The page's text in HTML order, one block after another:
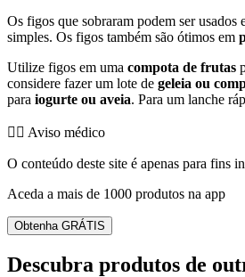
Os figos que sobraram podem ser
simples. Os figos também são ótimos em
Utilize figos em uma compota de frutas
considere fazer um lote de geleia ou
para iogurte ou aveia. Para um lanche
👨‍⚕️️ Aviso médico
O conteúdo deste site é apenas para fins
Aceda a mais de 1000 produtos na app
Obtenha GRÁTIS
Descubra produtos de